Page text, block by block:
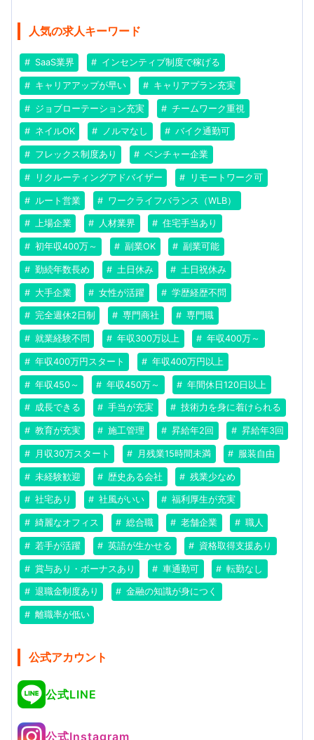
人気の求人キーワード
SaaS業界 インセンティブ制度で稼げる
キャリアアップが早い キャリアプラン充実
ジョブローテーション充実 チームワーク重視
ネイルOK ノルマなし バイク通勤可
フレックス制度あり ベンチャー企業
リクルーティングアドバイザー リモートワーク可
ルート営業 ワークライフバランス（WLB）
上場企業 人材業界 住宅手当あり
初年収400万～ 副業OK 副業可能
勤続年数長め 土日休み 土日祝休み
大手企業 女性が活躍 学歴経歴不問
完全週休2日制 専門商社 専門職
就業経験不問 年収300万以上 年収400万～
年収400万円スタート 年収400万円以上
年収450～ 年収450万～ 年間休日120日以上
成長できる 手当が充実 技術力を身に着けられる
教育が充実 施工管理 昇給年2回 昇給年3回
月収30万スタート 月残業15時間未満 服装自由
未経験歓迎 歴史ある会社 残業少なめ
社宅あり 社風がいい 福利厚生が充実
綺麗なオフィス 総合職 老舗企業 職人
若手が活躍 英語が生かせる 資格取得支援あり
賞与あり・ボーナスあり 車通勤可 転勤なし
退職金制度あり 金融の知識が身につく
離職率が低い
公式アカウント
公式LINE
公式Instagram